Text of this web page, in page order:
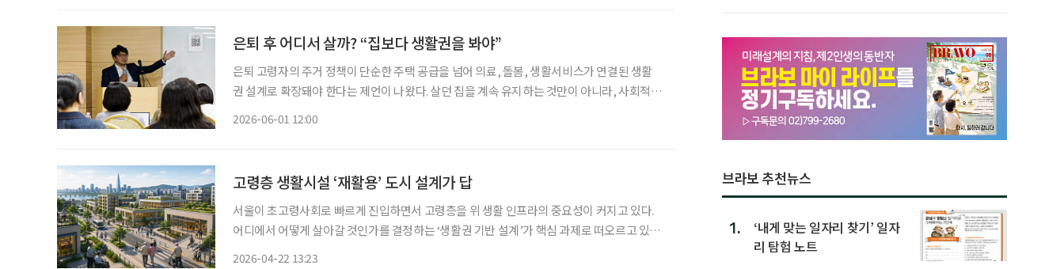
은퇴 후 어디서 살까? “집보다 생활권을 봐야”
은퇴 고령자의 주거 정책이 단순한 주택 공급을 넘어 의료, 돌봄, 생활서비스가 연결된 생활
권 설계로 확장돼야 한다는 제언이 나왔다. 살던 집을 계속 유지하는 것만이 아니라, 사회적
2026-06-01 12:00
고령층 생활시설 ‘재활용’ 도시 설계가 답
서울이 초고령사회로 빠르게 진입하면서 고령층을 위 생활 인프라의 중요성이 커지고 있다.
어디에서 어떻게 살아갈 것인가를 결정하는 ‘생활권 기반 설계’가 핵심 과제로 떠오르고 있다.
2026-04-22 13:23
브라보 추천뉴스
1.
‘내게 맞는 일자리 찾기’ 일자
리 탐험 노트